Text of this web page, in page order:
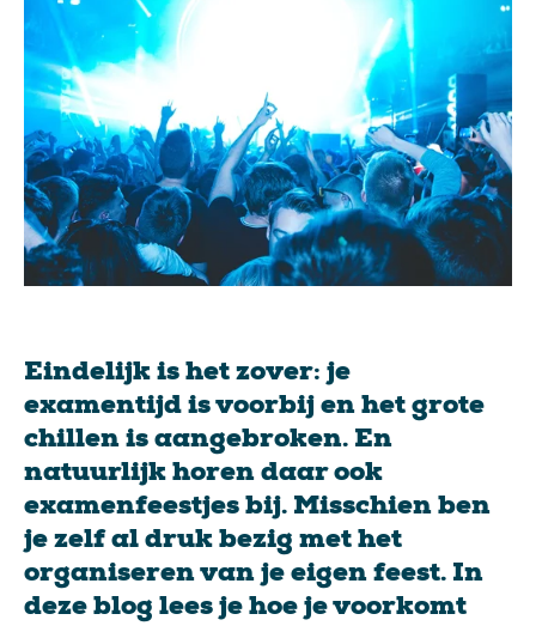
Eindelijk is het zover: je
examentijd is voorbij en het grote
chillen is aangebroken. En
natuurlijk horen daar ook
examenfeestjes bij. Misschien ben
je zelf al druk bezig met het
organiseren van je eigen feest. In
deze blog lees je hoe je voorkomt